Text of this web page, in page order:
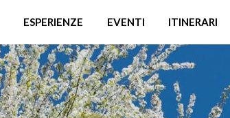
ESPERIENZE EVENTI ITINERARI